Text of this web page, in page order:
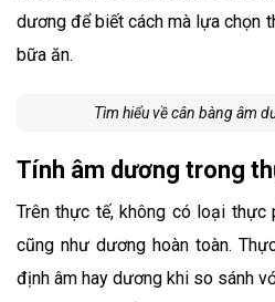
dương để biết cách mà lựa chọn
bữa ăn.
Tìm hiểu về cân bàng âm
Tính âm dương trong
Trên thực tế, không có loại thực
cũng như dương hoàn toàn.
định âm hay dương khi so sánh